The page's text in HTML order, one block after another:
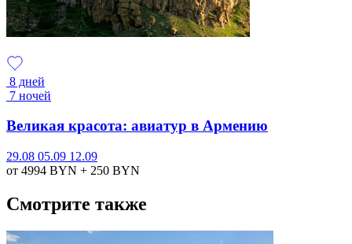
8 дней
7 ночей
Великая красота: авиатур в Армению
29.08 05.09 12.09
от 4994 BYN + 250 BYN
Смотрите также